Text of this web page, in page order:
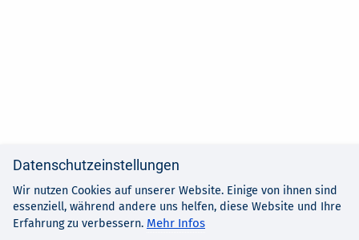
Datenschutzeinstellungen
Wir nutzen Cookies auf unserer Website. Einige von ihnen sind
essenziell, während andere uns helfen, diese Website und Ihre
Erfahrung zu verbessern. Mehr Infos